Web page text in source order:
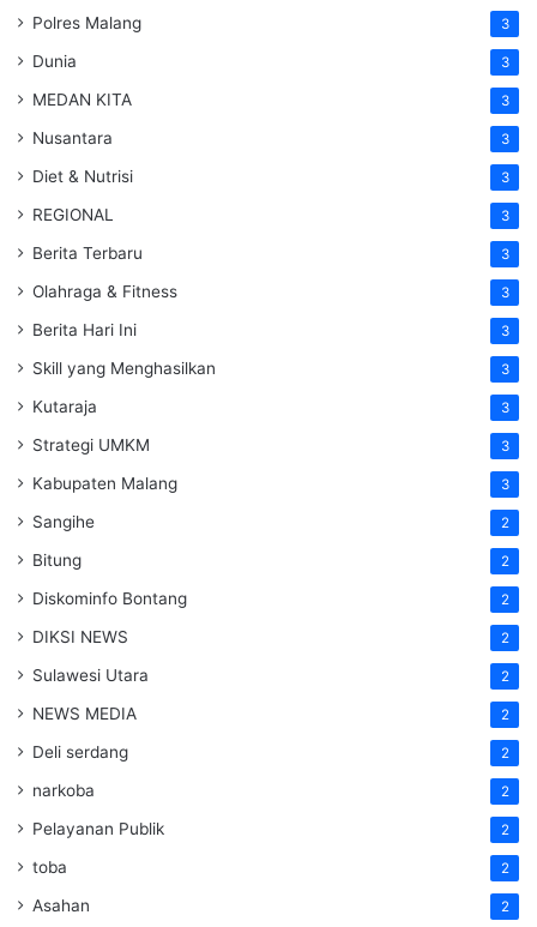
Polres Malang 3
Dunia 3
MEDAN KITA 3
Nusantara 3
Diet & Nutrisi 3
REGIONAL 3
Berita Terbaru 3
Olahraga & Fitness 3
Berita Hari Ini 3
Skill yang Menghasilkan 3
Kutaraja 3
Strategi UMKM 3
Kabupaten Malang 3
Sangihe 2
Bitung 2
Diskominfo Bontang 2
DIKSI NEWS 2
Sulawesi Utara 2
NEWS MEDIA 2
Deli serdang 2
narkoba 2
Pelayanan Publik 2
toba 2
Asahan 2